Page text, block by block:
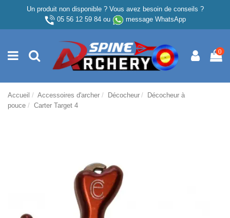
Un produit non disponible ? Vous avez besoin de conseils ?
05 56 12 59 84ou message WhatsApp
0
Accueil Accessoires d'archer Décocheur
Décocheur à
pouce
Carter Target 4